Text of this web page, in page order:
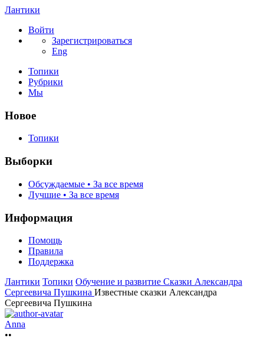
Лантики
Войти
Зарегистрироваться
Eng
Топики
Рубрики
Мы
Новое
Топики
Выборки
Обсуждаемые • За все время
Лучшие • За все время
Информация
Помощь
Правила
Поддержка
Лантики Топики Обучение и развитие Сказки Александра
Сергеевича Пушкина Известные сказки Александра
Сергеевича Пушкина
Anna
••